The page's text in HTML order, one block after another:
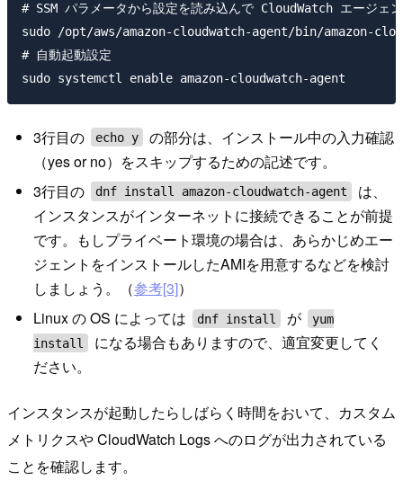
# SSM パラメータから設定を読み込んで CloudWatch エージェ
sudo /opt/aws/amazon-cloudwatch-agent/bin/amazon-
# 自動起動設定
3行目の echo y
の部分は、インストール中の入力確認
（yes or no）をスキップするための記述です。
3行目の
dnf install amazon-cloudwatch-agent
は、
インスタンスがインターネットに接続できることが前提
です。もしプライベート環境の場合は、あらかじめエー
ジェントをインストールしたAMIを用意するなどを検討
しましょう。（参考[3]）
Linux の OS によっては
dnf install が
yum
install
になる場合もありますので、適宜変更してく
ださい。
インスタンスが起動したらしばらく時間をおいて、カスタム
メトリクスや CloudWatch Logs へのログが出力されている
ことを確認します。